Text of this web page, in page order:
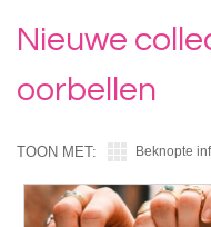
Nieuwe
oorbellen
TOON MET: Beknopte